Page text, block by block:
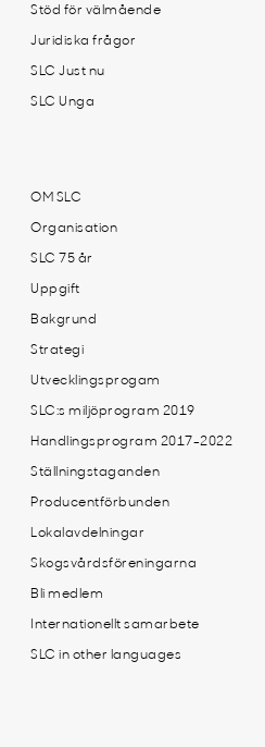
Stöd för välmående
Juridiska frågor
SLC Just nu
SLC Unga
OM SLC
Organisation
SLC 75 år
Uppgift
Bakgrund
Strategi
Utvecklingsprogam
SLC:s miljöprogram 2019
Handlingsprogram 2017-2022
Ställningstaganden
Producentförbunden
Lokalavdelningar
Skogsvårdsföreningarna
Bli medlem
Internationellt samarbete
SLC in other languages